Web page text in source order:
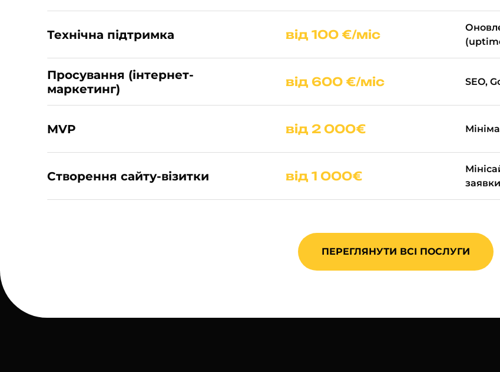
Технічна підтримка від 100 €/міс
Просування (інтернет-
маркетинг)
від 600 €/міс SEO,
MVP від 2 000€
Створення сайту-візитки від 1 000€
ПЕРЕГЛЯНУТИ ВСІ ПОСЛУГИ